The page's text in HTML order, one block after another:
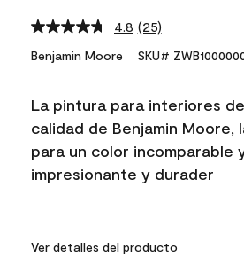
4.8 Read
25
Reviews.
link.
(25)
Benjamin Moore SKU#
La pintura para interiores
calidad de Benjamin Moore,
para un color incomparable
impresionante y durader
Ver detalles del producto